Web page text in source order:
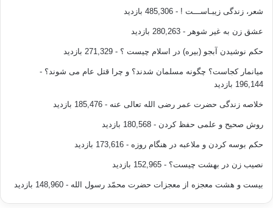
شعر، زندگی زیبـاســـت ! - 485,306 بازدید
عشق زن به غیر شوهر - 280,263 بازدید
حکم نوشیدن آبجو (بیره) در اسلام چیست ؟ - 271,329 بازدید
میانمار کجاست؟ چگونه مسلمان شدند؟ و چرا قتل عام می شوند؟ -
196,144 بازدید
خلاصه زندگی حضرت عمر رضی الله تعالی عنه - 185,476 بازدید
روش صحیح و علمی حفظ کردن - 180,568 بازدید
حکم بوسه کردن و ملاعبه در هنگام روزه - 173,616 بازدید
نصیب زن در بهشت چیست؟ - 152,965 بازدید
بیست و هشت معجزه از معجزات حضرت محمّد رسول الله - 148,960 بازدید